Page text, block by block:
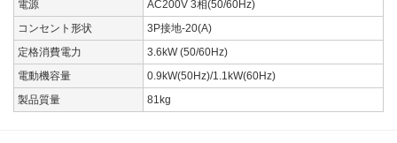
電源
AC200V 3相(50/60Hz)
コンセント形状
3P接地-20(A)
定格消費電力
3.6kW (50/60Hz)
電動機容量
0.9kW(50Hz)/1.1kW(60Hz)
製品質量
81kg